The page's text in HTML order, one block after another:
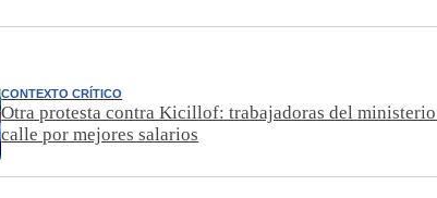
CONTEXTO CRÍTICO
Otra protesta contra Kicillof: trabajadoras del
calle por mejores salarios